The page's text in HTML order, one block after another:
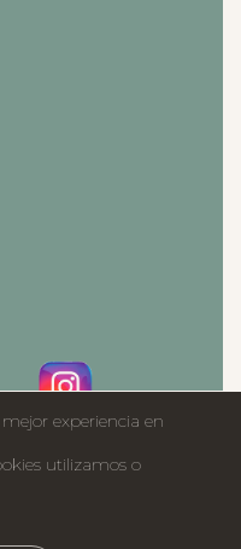
experiencia en
utilizamos o